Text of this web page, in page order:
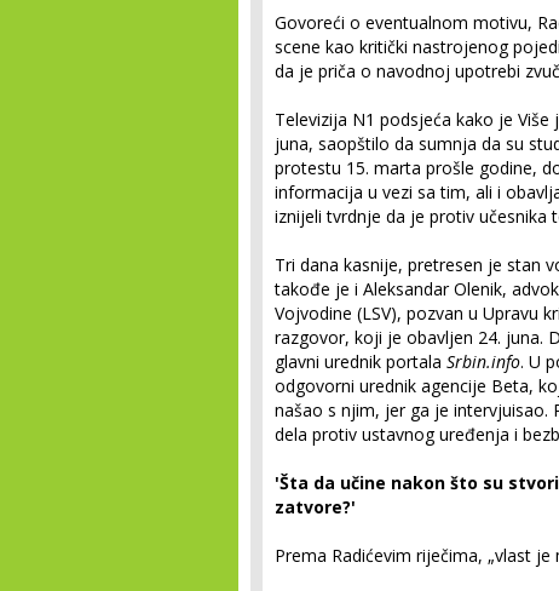
Govoreći o eventualnom motivu,
scene kao kritički nastrojenog
da je priča o navodnoj upotrebi
Televizija N1 podsjeća kako je
juna, saopštilo da sumnja da su
protestu 15. marta prošle godine,
informacija u vezi sa tim, ali i
iznijeli tvrdnje da je protiv
Tri dana kasnije, pretresen je stan
takođe je i Aleksandar Olenik,
Vojvodine (LSV), pozvan u Upravu
razgovor, koji je obavljen 24. juna.
glavni urednik portala Srbin.info. U
odgovorni urednik agencije Beta,
našao s njim, jer ga je intervjuisao.
dela protiv ustavnog uređenja i
'Šta da učine nakon što su
zatvore?'
Prema Radićevim riječima, „vlast